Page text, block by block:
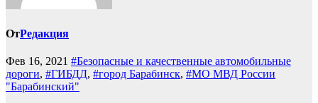
ОтРедакция
Фев 16, 2021 #Безопасные и качественные автомобильные
дороги, #ГИБДД, #город Барабинск, #МО МВД России
"Барабинский"